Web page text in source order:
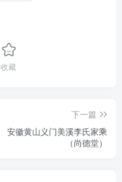
收藏
下一篇
安徽黄山义门美溪李氏家乘
（尚德堂）